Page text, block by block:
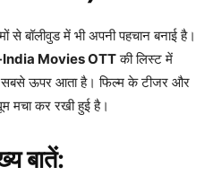
से बॉलीवुड में भी अपनी पहचान बनाई है।
Movies OTTकी लिस्ट में
सबसे ऊपर आता है। फिल्म के टीजर और
मचा कर रखी हुई है।
बातें: